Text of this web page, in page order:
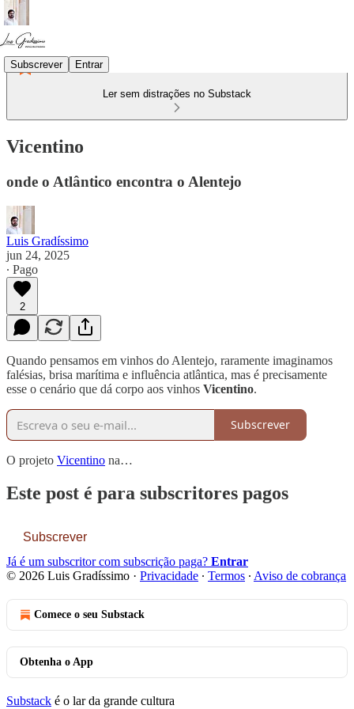
Subscrever Entrar
Ler sem distrações no Substack
Vicentino
onde o Atlântico encontra o Alentejo
Luis Gradíssimo
jun 24, 2025
∙ Pago
2
Quando pensamos em vinhos do Alentejo, raramente imaginamos
falésias, brisa marítima e influência atlântica, mas é precisamente
esse o cenário que dá corpo aos vinhos Vicentino.
Subscrever
O projeto Vicentino na…
Este post é para subscritores pagos
Subscrever
Já é um subscritor com subscrição paga? Entrar
© 2026 Luis Gradíssimo · Privacidade ∙ Termos ∙ Aviso de cobrança
Comece o seu Substack
Obtenha o App
Substack é o lar da grande cultura